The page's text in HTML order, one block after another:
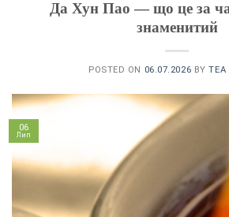
Да Хун Пао — що це за
знаменитий
POSTED ON 06.07.2026 BYTEA
06
Лип